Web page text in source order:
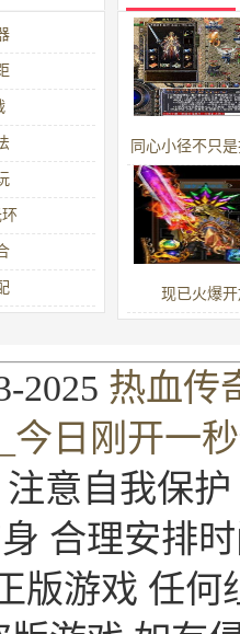
同心小径不只
戒指的地
现已火爆
2025 热血传
今日刚开一
意自我保
合理安排
版游戏 任